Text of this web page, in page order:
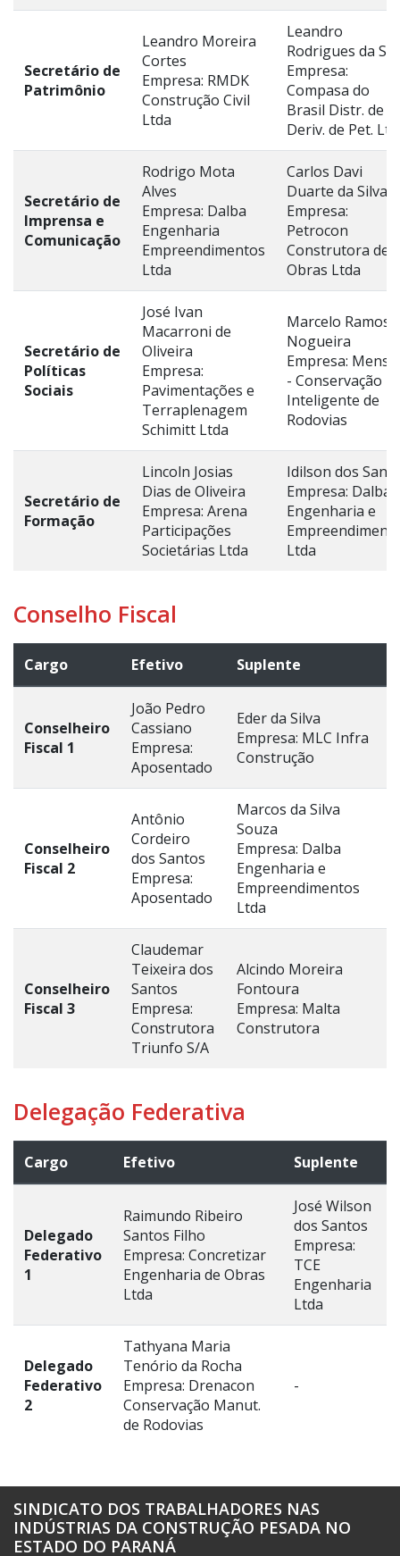
Secretário de
Patrimônio
Leandro Moreira
Cortes
Empresa: RMDK
Construção Civil
Ltda
Leandro
Rodrigues da
Empresa:
Compasa do
Brasil Distr. de
Deriv. de Pet.
Secretário de
Imprensa e
Comunicação
Rodrigo Mota
Alves
Empresa: Dalba
Engenharia
Empreendimentos
Ltda
Carlos Davi
Duarte da Silva
Empresa:
Petrocon
Construtora de
Obras Ltda
Secretário de
Políticas
Sociais
José Ivan
Macarroni de
Oliveira
Empresa:
Pavimentações e
Terraplenagem
Schimitt Ltda
Marcelo Ramos
Nogueira
Empresa:
- Conservação
Inteligente de
Rodovias
Secretário de
Formação
Lincoln Josias
Dias de Oliveira
Empresa: Arena
Participações
Societárias Ltda
Idilson dos
Empresa: Dalba
Engenharia e
Ltda
Conselho Fiscal
Cargo Efetivo Suplente
Conselheiro
Fiscal 1
João Pedro
Cassiano
Empresa:
Aposentado
Eder da Silva
Empresa: MLC Infra
Construção
Conselheiro
Fiscal 2
Antônio
Cordeiro
dos Santos
Empresa:
Aposentado
Marcos da Silva
Souza
Empresa: Dalba
Engenharia e
Empreendimentos
Ltda
Conselheiro
Fiscal 3
Claudemar
Teixeira dos
Santos
Empresa:
Construtora
Triunfo S/A
Alcindo Moreira
Fontoura
Empresa: Malta
Construtora
Delegação Federativa
Cargo Efetivo Suplente
Delegado
Federativo
1
Raimundo Ribeiro
Santos Filho
Empresa: Concretizar
Engenharia de Obras
Ltda
José Wilson
dos Santos
Empresa:
TCE
Engenharia
Ltda
Delegado
Federativo
2
Tathyana Maria
Tenório da Rocha
Empresa: Drenacon
Conservação Manut.
de Rodovias
-
SINDICATO DOS TRABALHADORES NAS
INDÚSTRIAS DA CONSTRUÇÃO PESADA NO
ESTADO DO PARANÁ